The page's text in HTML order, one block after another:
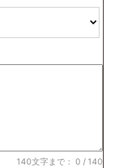
140文字まで： 0 / 140